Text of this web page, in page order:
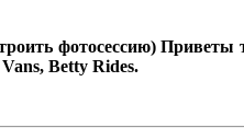
фотосессию) Приветы
Betty Rides.